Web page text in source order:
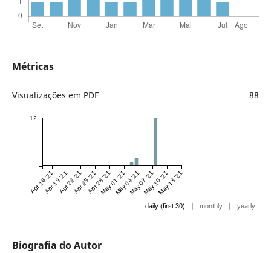
Métricas
Visualizações em PDF 88
Apr 16 '21Apr 19 '21Apr 22 '21Apr 25 '21Apr 28 '21May 01 '21May 04 '21May 07 '21May 10 '21May 13 '21
12
daily (first 30) | monthly | yearly
Biografia do Autor